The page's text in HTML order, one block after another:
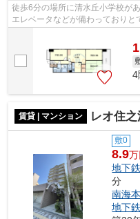
徒歩6分の場所に清水丘小学校が
エレベータなどが備わっており
4
賃貸 | マンション レオ住
敷0
8.9万
地下
分
南海
地下